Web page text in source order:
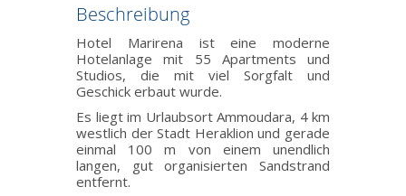
Beschreibung
Hotel Marirena ist eine moderne
Hotelanlage mit 55 Apartments und
Studios, die mit viel Sorgfalt und
Geschick erbaut wurde.
Es liegt im Urlaubsort Ammoudara, 4 km
westlich der Stadt Heraklion und gerade
einmal 100 m von einem unendlich
langen, gut organisierten Sandstrand
entfernt.